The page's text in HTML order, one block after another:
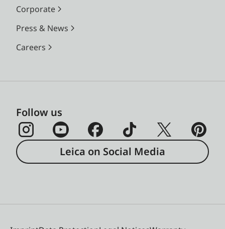
Corporate
Press & News
Careers
Follow us
Leica on Social Media